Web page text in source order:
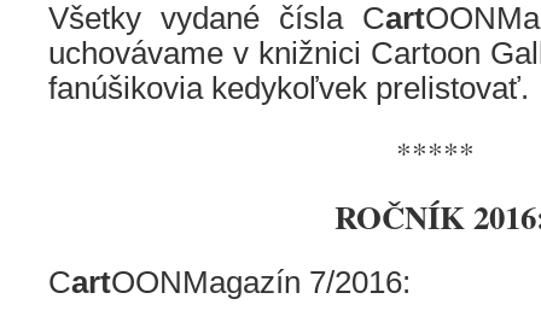
Všetky vydané čísla Cart
uchovávame v knižnici Cartoon
fanúšikovia kedykoľvek prelistovať.
*****
ROČNÍK
CartOONMagazín 7/2016: